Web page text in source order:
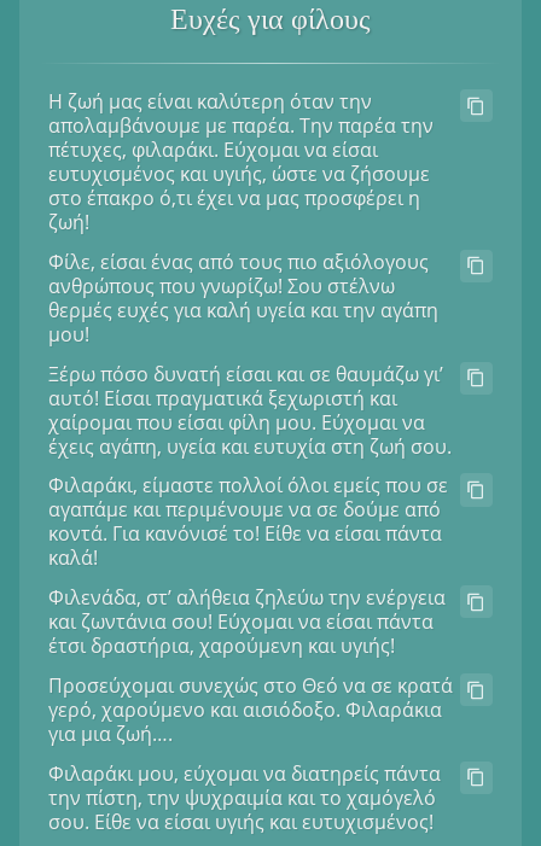
Ευχές για φίλους
Η ζωή μας είναι καλύτερη όταν την
απολαμβάνουμε με παρέα. Την παρέα την
πέτυχες, φιλαράκι. Εύχομαι να είσαι
ευτυχισμένος και υγιής, ώστε να ζήσουμε
στο έπακρο ό,τι έχει να μας προσφέρει η
ζωή!
Φίλε, είσαι ένας από τους πιο αξιόλογους
ανθρώπους που γνωρίζω! Σου στέλνω
θερμές ευχές για καλή υγεία και την αγάπη
μου!
Ξέρω πόσο δυνατή είσαι και σε θαυμάζω γι’
αυτό! Είσαι πραγματικά ξεχωριστή και
χαίρομαι που είσαι φίλη μου. Εύχομαι να
έχεις αγάπη, υγεία και ευτυχία στη ζωή σου.
Φιλαράκι, είμαστε πολλοί όλοι εμείς που σε
αγαπάμε και περιμένουμε να σε δούμε από
κοντά. Για κανόνισέ το! Είθε να είσαι πάντα
καλά!
Φιλενάδα, στ’ αλήθεια ζηλεύω την ενέργεια
και ζωντάνια σου! Εύχομαι να είσαι πάντα
έτσι δραστήρια, χαρούμενη και υγιής!
Προσεύχομαι συνεχώς στο Θεό να σε κρατά
γερό, χαρούμενο και αισιόδοξο. Φιλαράκια
για μια ζωή….
Φιλαράκι μου, εύχομαι να διατηρείς πάντα
την πίστη, την ψυχραιμία και το χαμόγελό
σου. Είθε να είσαι υγιής και ευτυχισμένος!